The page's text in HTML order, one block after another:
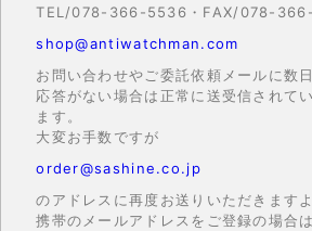
TEL/078-366-5536・FAX/078-
shop@antiwatchman.com
お問い合わせやご委託依頼メールに数
応答がない場合は正常に送受信されて
ます。
大変お手数ですが
order@sashine.co.jp
のアドレスに再度お送りいただきます
携帯のメールアドレスをご登録の場合